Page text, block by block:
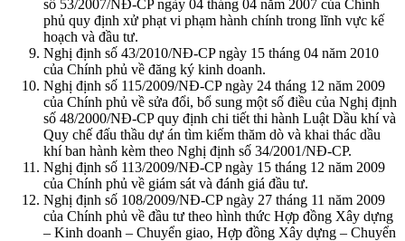
số 53/2007/NĐ-CP ngày 04 tháng 04 năm 2007 của Chính
phủ quy định xử phạt vi phạm hành chính trong lĩnh vực kế
hoạch và đầu tư.
Nghị định số 43/2010/NĐ-CP ngày 15 tháng 04 năm 2010
của Chính phủ về đăng ký kinh doanh.
Nghị định số 115/2009/NĐ-CP ngày 24 tháng 12 năm 2009
của Chính phủ về sửa đổi, bổ sung một số điều của Nghị định
số 48/2000/NĐ-CP quy định chi tiết thi hành Luật Dầu khí và
Quy chế đấu thầu dự án tìm kiếm thăm dò và khai thác dầu
khí ban hành kèm theo Nghị định số 34/2001/NĐ-CP.
Nghị định số 113/2009/NĐ-CP ngày 15 tháng 12 năm 2009
của Chính phủ về giám sát và đánh giá đầu tư.
Nghị định số 108/2009/NĐ-CP ngày 27 tháng 11 năm 2009
của Chính phủ về đầu tư theo hình thức Hợp đồng Xây dựng
– Kinh doanh – Chuyển giao, Hợp đồng Xây dựng – Chuyển